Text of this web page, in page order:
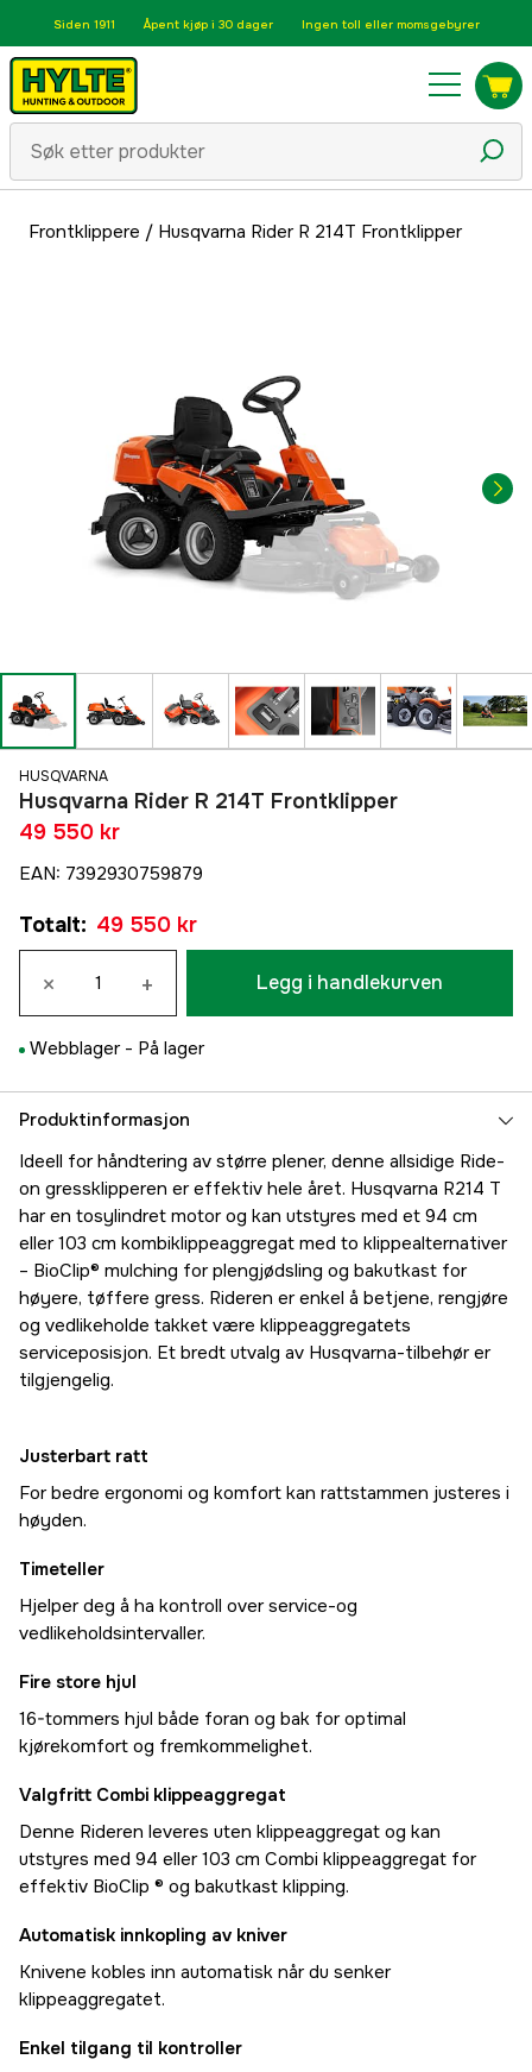
Siden 1911 Åpent kjøp i 30 dager Ingen toll eller momsgebyrer
Frontklippere / Husqvarna Rider R 214T Frontklipper
HUSQVARNA
Husqvarna Rider R 214T Frontklipper
49 550 kr
EAN: 7392930759879
Totalt: 49 550 kr
× + Legg i handlekurven
Webblager - På lager
Produktinformasjon
Ideell for håndtering av større plener, denne allsidige Ride-
on gressklipperen er effektiv hele året. Husqvarna R214 T
har en tosylindret motor og kan utstyres med et 94 cm
eller 103 cm kombiklippeaggregat med to klippealternativer
– BioClip® mulching for plengjødsling og bakutkast for
høyere, tøffere gress. Rideren er enkel å betjene, rengjøre
og vedlikeholde takket være klippeaggregatets
serviceposisjon. Et bredt utvalg av Husqvarna-tilbehør er
tilgjengelig.
Justerbart ratt
For bedre ergonomi og komfort kan rattstammen justeres i
høyden.
Timeteller
Hjelper deg å ha kontroll over service-og
vedlikeholdsintervaller.
Fire store hjul
16-tommers hjul både foran og bak for optimal
kjørekomfort og fremkommelighet.
Valgfritt Combi klippeaggregat
Denne Rideren leveres uten klippeaggregat og kan
utstyres med 94 eller 103 cm Combi klippeaggregat for
effektiv BioClip ® og bakutkast klipping.
Automatisk innkopling av kniver
Knivene kobles inn automatisk når du senker
klippeaggregatet.
Enkel tilgang til kontroller